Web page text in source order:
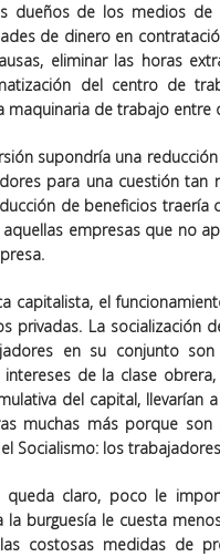
dueños de los medios de
de dinero en
eliminar las horas
del centro de
maquinaria de trabajo entre
supondría una
para una cuestión
de beneficios
empresas que no
capitalista, el
privadas. La socialización
en su conjunto
intereses de la clase
del capital,
muchas más porque
Socialismo: los
queda claro, poco le
la burguesía le cuesta
costosas medidas de